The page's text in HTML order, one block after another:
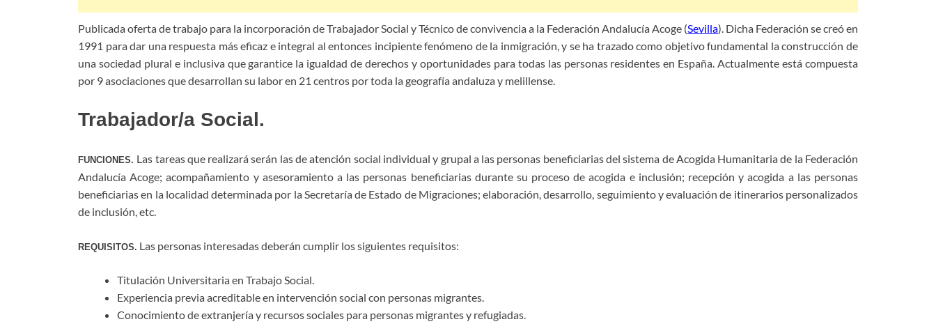
Publicada oferta de trabajo para la incorporación de Trabajador Social y Técnico de convivencia a la Federación Andalucía Acoge (Sevilla). Dicha Federación se creó en
1991 para dar una respuesta más eficaz e integral al entonces incipiente fenómeno de la inmigración, y se ha trazado como objetivo fundamental la construcción de
una sociedad plural e inclusiva que garantice la igualdad de derechos y oportunidades para todas las personas residentes en España. Actualmente está compuesta
por 9 asociaciones que desarrollan su labor en 21 centros por toda la geografía andaluza y melillense.
Trabajador/a Social.
FUNCIONES. Las tareas que realizará serán las de atención social individual y grupal a las personas beneficiarias del sistema de Acogida Humanitaria de la Federación
Andalucía Acoge; acompañamiento y asesoramiento a las personas beneficiarias durante su proceso de acogida e inclusión; recepción y acogida a las personas
beneficiarias en la localidad determinada por la Secretaría de Estado de Migraciones; elaboración, desarrollo, seguimiento y evaluación de itinerarios personalizados
de inclusión, etc.
REQUISITOS. Las personas interesadas deberán cumplir los siguientes requisitos:
Titulación Universitaria en Trabajo Social.
Experiencia previa acreditable en intervención social con personas migrantes.
Conocimiento de extranjería y recursos sociales para personas migrantes y refugiadas.